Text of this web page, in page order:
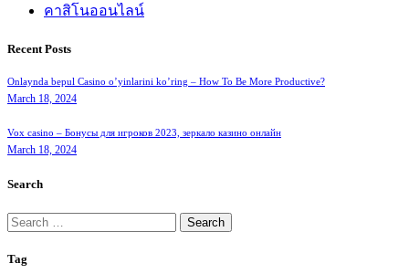
คาสิโนออนไลน์
Recent Posts
Onlaynda bepul Casino o’yinlarini ko’ring – How To Be More Productive?
March 18, 2024
Vox casino – Бонусы для игроков 2023, зеркало казино онлайн
March 18, 2024
Search
Search
for:
Tag